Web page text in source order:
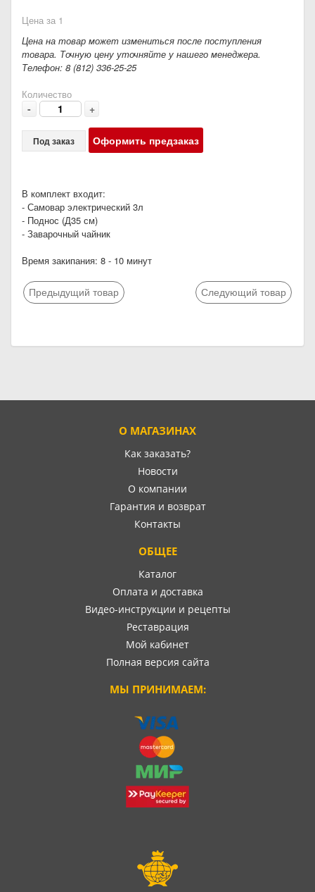
Цена за 1
Цена на товар может измениться после поступления
товара. Точную цену уточняйте у нашего менеджера.
Телефон: 8 (812) 336-25-25
Количество
- +
Под заказ Оформить предзаказ
В комплект входит:
- Самовар электрический 3л
- Поднос (Д35 см)
- Заварочный чайник
Время закипания: 8 - 10 минут
Предыдущий товар Следующий товар
О МАГАЗИНАХ
Как заказать?
Новости
О компании
Гарантия и возврат
Контакты
ОБЩЕЕ
Каталог
Оплата и доставка
Видео-инструкции и рецепты
Реставрация
Мой кабинет
Полная версия сайта
МЫ ПРИНИМАЕМ: